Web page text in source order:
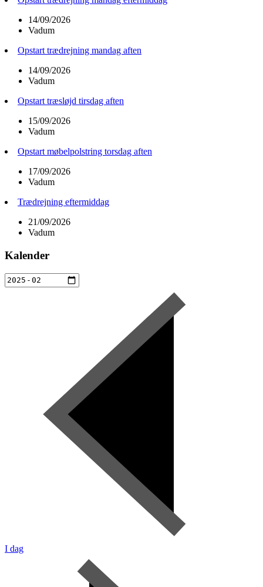
14/09/2026
Vadum
Opstart trædrejning mandag aften
14/09/2026
Vadum
Opstart træsløjd tirsdag aften
15/09/2026
Vadum
Opstart møbelpolstring torsdag aften
17/09/2026
Vadum
Trædrejning eftermiddag
21/09/2026
Vadum
Kalender
I dag